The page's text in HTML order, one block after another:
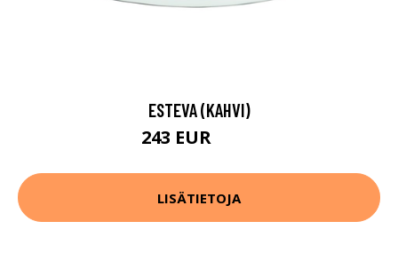
ESTEVA (KAHVI)
243 EUR
LISÄTIETOJA